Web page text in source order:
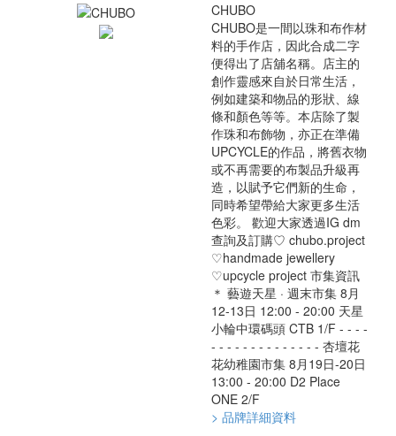
CHUBO
CHUBO是一間以珠和布作材
料的手作店，因此合成二字
便得出了店舖名稱。店主的
創作靈感來自於日常生活，
例如建築和物品的形狀、線
條和顏色等等。本店除了製
作珠和布飾物，亦正在準備
UPCYCLE的作品，將舊衣物
或不再需要的布製品升級再
造，以賦予它們新的生命，
同時希望帶給大家更多生活
色彩。 歡迎大家透過IG dm
查詢及訂購♡ chubo.project
♡handmade jewellery
♡upcycle project 市集資訊
＊ 藝遊天星 · 週末市集 8月
12-13日 12:00 - 20:00 天星
小輪中環碼頭 CTB 1/F - - - -
- - - - - - - - - - - - - - 杏壇花
花幼稚園市集 8月19日-20日
13:00 - 20:00 D2 Place
ONE 2/F
> 品牌詳細資料